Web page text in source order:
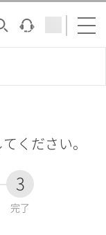
ください。
3
完了